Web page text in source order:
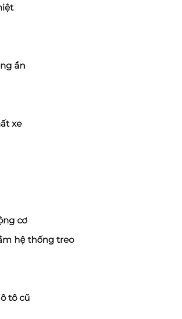
ẩn
xe
cơ
hệ thống treo
tô cũ